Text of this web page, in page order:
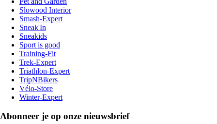
Slowood Interior
Smash-Expert
Sneak'In
Sneakids
Sport is good
Training-Fit
Trek-Expert
Triathlon-Expert
TripNBikers
Vélo-Store
Winter-Expert
Abonneer je op onze nieuwsbrief